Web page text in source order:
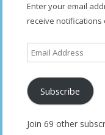
Enter your email
receive notifications
Email
Address
Subscribe
Join 69 other